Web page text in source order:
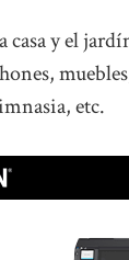
y el
etc.